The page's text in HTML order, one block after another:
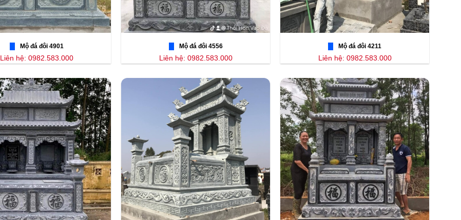
Mộ đá đôi 4901
Liên hệ: 0982.583.000
Mộ đá đôi 4556
Liên hệ: 0982.583.000
Mộ đá đôi 4211
Liên hệ: 0982.583.000